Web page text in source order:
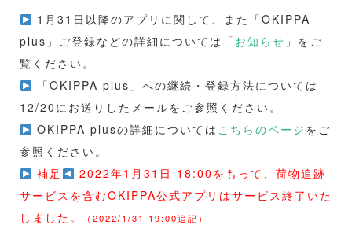
1月31日以降のアプリに関して、また「OKIPPA
plus」ご登録などの詳細については「 お知らせ 」をご
覧ください。
「OKIPPA plus」への継続・登録方法については
12/20にお送りしたメールをご参照ください。
OKIPPA plusの詳細については こちらのページ をご
参照ください。
補足
2022年1月31日 18:00をもって、荷物追跡
サービスを含むOKIPPA公式アプリはサービス終了いた
しました。
（2022/1/31 19:00追記）